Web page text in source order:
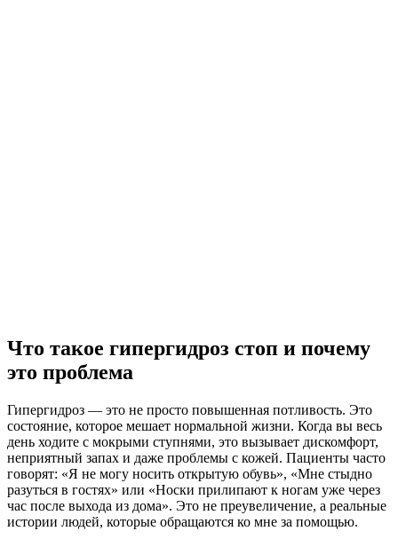
Что такое гипергидроз стоп и почему
это проблема
Гипергидроз — это не просто повышенная потливость. Это
состояние, которое мешает нормальной жизни. Когда вы весь
день ходите с мокрыми ступнями, это вызывает дискомфорт,
неприятный запах и даже проблемы с кожей. Пациенты часто
говорят: «Я не могу носить открытую обувь», «Мне стыдно
разуться в гостях» или «Носки прилипают к ногам уже через
час после выхода из дома». Это не преувеличение, а реальные
истории людей, которые обращаются ко мне за помощью.